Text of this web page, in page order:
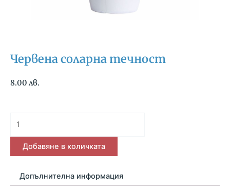
Червена соларна течност
8.00 лв.
Червена
соларна
Добавяне в количката
Допълнителна информация